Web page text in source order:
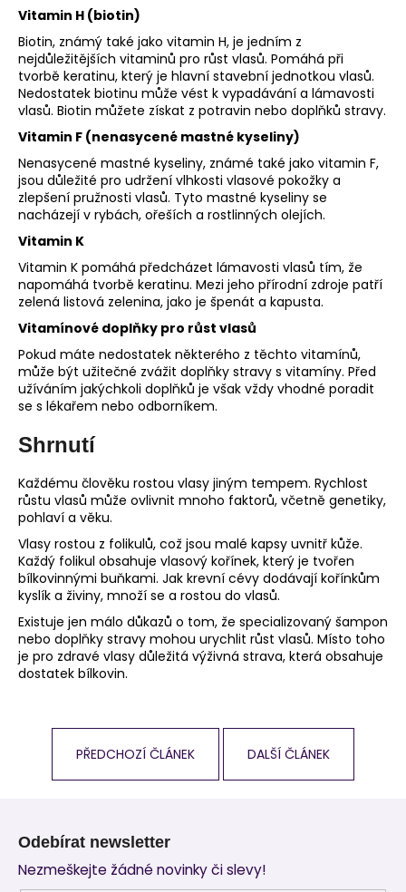
Vitamin H (biotin)
Biotin, známý také jako vitamin H, je jedním z
nejdůležitějších vitaminů pro růst vlasů. Pomáhá při
tvorbě keratinu, který je hlavní stavební jednotkou vlasů.
Nedostatek biotinu může vést k vypadávání a lámavosti
vlasů. Biotin můžete získat z potravin nebo doplňků stravy.
Vitamin F (nenasycené mastné kyseliny)
Nenasycené mastné kyseliny, známé také jako vitamin F,
jsou důležité pro udržení vlhkosti vlasové pokožky a
zlepšení pružnosti vlasů. Tyto mastné kyseliny se
nacházejí v rybách, ořeších a rostlinných olejích.
Vitamin K
Vitamin K pomáhá předcházet lámavosti vlasů tím, že
napomáhá tvorbě keratinu. Mezi jeho přírodní zdroje patří
zelená listová zelenina, jako je špenát a kapusta.
Vitamínové doplňky pro růst vlasů
Pokud máte nedostatek některého z těchto vitamínů,
může být užitečné zvážit doplňky stravy s vitamíny. Před
užíváním jakýchkoli doplňků je však vždy vhodné poradit
se s lékařem nebo odborníkem.
Shrnutí
Každému člověku rostou vlasy jiným tempem. Rychlost
růstu vlasů může ovlivnit mnoho faktorů, včetně genetiky,
pohlaví a věku.
Vlasy rostou z folikulů, což jsou malé kapsy uvnitř kůže.
Každý folikul obsahuje vlasový kořínek, který je tvořen
bílkovinnými buňkami. Jak krevní cévy dodávají kořínkům
kyslík a živiny, množí se a rostou do vlasů.
Existuje jen málo důkazů o tom, že specializovaný šampon
nebo doplňky stravy mohou urychlit růst vlasů. Místo toho
je pro zdravé vlasy důležitá výživná strava, která obsahuje
dostatek bílkovin.
PŘEDCHOZÍ ČLÁNEK DALŠÍ ČLÁNEK
Odebírat newsletter
Nezmeškejte žádné novinky či slevy!